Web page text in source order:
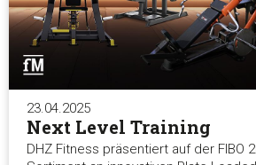
Zustimmung
Diese Webseite verwendet Cookies
Wir verwenden Cookies, um Inhalte
23.04.2025
Next Level Training
DHZ Fitness präsentiert auf der FIBO